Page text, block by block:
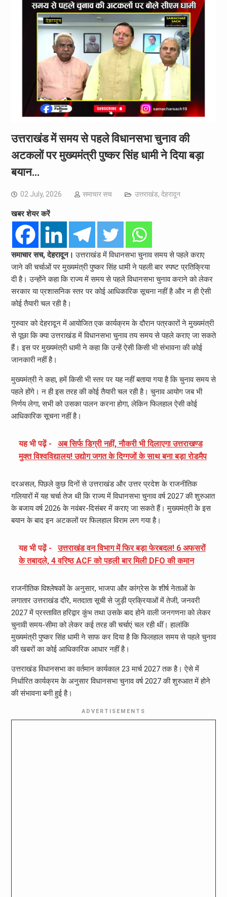
उत्तराखंड में समय से पहले विधानसभा चुनाव की
अटकलों पर मुख्यमंत्री पुष्कर सिंह धामी ने दिया बड़ा
बयान…
02 July, 2026 समाचार सच उत्तराखंड, देहरादून
खबर शेयर करें
समाचार सच, देहरादून। उत्तराखंड में विधानसभा चुनाव समय से पहले कराए
जाने की चर्चाओं पर मुख्यमंत्री पुष्कर सिंह धामी ने पहली बार स्पष्ट प्रतिक्रिया
दी है। उन्होंने कहा कि राज्य में समय से पहले विधानसभा चुनाव कराने को लेकर
सरकार या प्रशासनिक स्तर पर कोई आधिकारिक सूचना नहीं है और न ही ऐसी
कोई तैयारी चल रही है।
गुरुवार को देहरादून में आयोजित एक कार्यक्रम के दौरान पत्रकारों ने मुख्यमंत्री
से पूछा कि क्या उत्तराखंड में विधानसभा चुनाव तय समय से पहले कराए जा सकते
हैं। इस पर मुख्यमंत्री धामी ने कहा कि उन्हें ऐसी किसी भी संभावना की कोई
जानकारी नहीं है।
मुख्यमंत्री ने कहा, हमें किसी भी स्तर पर यह नहीं बताया गया है कि चुनाव समय से
पहले होंगे। न ही इस तरह की कोई तैयारी चल रही है। चुनाव आयोग जब भी
निर्णय लेगा, सभी को उसका पालन करना होगा, लेकिन फिलहाल ऐसी कोई
आधिकारिक सूचना नहीं है।
यह भी पढ़ें -
अब सिर्फ डिग्री नहीं, नौकरी भी दिलाएगा उत्तराखण्ड
मुक्त विश्वविद्यालय! उद्योग जगत के दिग्गजों के साथ बना बड़ा रोडमैप
दरअसल, पिछले कुछ दिनों से उत्तराखंड और उत्तर प्रदेश के राजनीतिक
गलियारों में यह चर्चा तेज थी कि राज्य में विधानसभा चुनाव वर्ष 2027 की शुरुआत
के बजाय वर्ष 2026 के नवंबर-दिसंबर में कराए जा सकते हैं। मुख्यमंत्री के इस
बयान के बाद इन अटकलों पर फिलहाल विराम लग गया है।
यह भी पढ़ें -
उत्तराखंड वन विभाग में फिर बड़ा फेरबदल! 6 अफसरों
के तबादले, 4 वरिष्ठ ACF को पहली बार मिली DFO की कमान
राजनीतिक विश्लेषकों के अनुसार, भाजपा और कांग्रेस के शीर्ष नेताओं के
लगातार उत्तराखंड दौरे, मतदाता सूची से जुड़ी प्रक्रियाओं में तेजी, जनवरी
2027 में प्रस्तावित हरिद्वार कुंभ तथा उसके बाद होने वाली जनगणना को लेकर
चुनावी समय-सीमा को लेकर कई तरह की चर्चाएं चल रही थीं। हालांकि
मुख्यमंत्री पुष्कर सिंह धामी ने साफ कर दिया है कि फिलहाल समय से पहले चुनाव
की खबरों का कोई आधिकारिक आधार नहीं है।
उत्तराखंड विधानसभा का वर्तमान कार्यकाल 23 मार्च 2027 तक है। ऐसे में
निर्धारित कार्यक्रम के अनुसार विधानसभा चुनाव वर्ष 2027 की शुरुआत में होने
की संभावना बनी हुई है।
ADVERTISEMENTS